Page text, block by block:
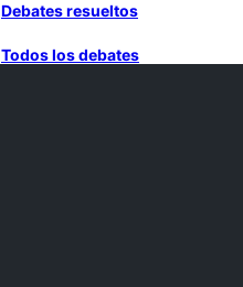
Debates resueltos
Todos los debates